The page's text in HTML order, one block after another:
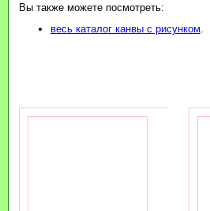
Вы также можете посмотреть:
весь каталог канвы с рисунком.